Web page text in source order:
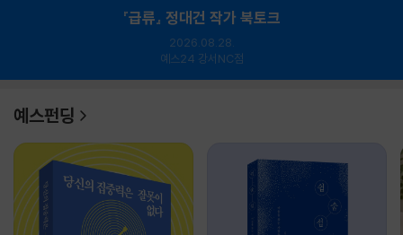
『급류』 정대건 작가 북토크
2026.08.28.
예스24 강서NC점
예스펀딩